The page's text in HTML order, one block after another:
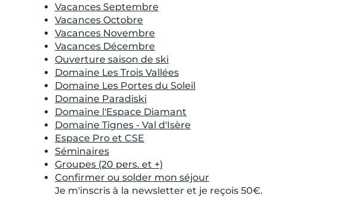
Vacances Septembre
Vacances Octobre
Vacances Novembre
Vacances Décembre
Ouverture saison de ski
Domaine Les Trois Vallées
Domaine Les Portes du Soleil
Domaine Paradiski
Domaine l'Espace Diamant
Domaine Tignes - Val d'Isère
Espace Pro et CSE
Séminaires
Groupes (20 pers. et +)
Confirmer ou solder mon séjour
Je m'inscris à la newsletter et je reçois 50€.